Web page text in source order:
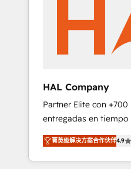
marketing
With extensive
companies and
we are committed to
implementation and
the CRM platform
ecosystem. Would
deploying your
We'll provide support
and sales objectives.
HAL Company
Partner Elite con
entregadas en
por 6 acreditaciones
equipo de 6 Certified
HubSpot Academy.
菁英级解决方案合作伙伴4.9